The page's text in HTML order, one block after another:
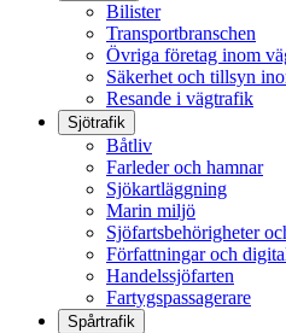
Bilister
Transportbranschen
Övriga företag inom
Säkerhet och tillsyn
Resande i vägtrafik
Sjötrafik
Båtliv
Farleder och hamnar
Sjökartläggning
Marin miljö
Sjöfartsbehörigheter
Författningar och
Handelssjöfarten
Fartygspassagerare
Spårtrafik